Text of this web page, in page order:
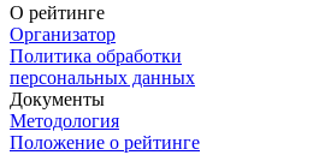
О рейтинге
Организатор
Политика обработки
персональных данных
Документы
Методология
Положение о рейтинге